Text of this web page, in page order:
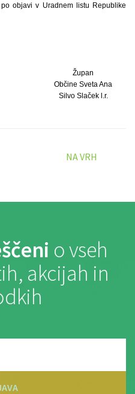
objavi v Uradnem listu Republike
Župan
Občine Sveta Ana
Silvo Slaček l.r.
NA VRH
o vseh
akcijah in